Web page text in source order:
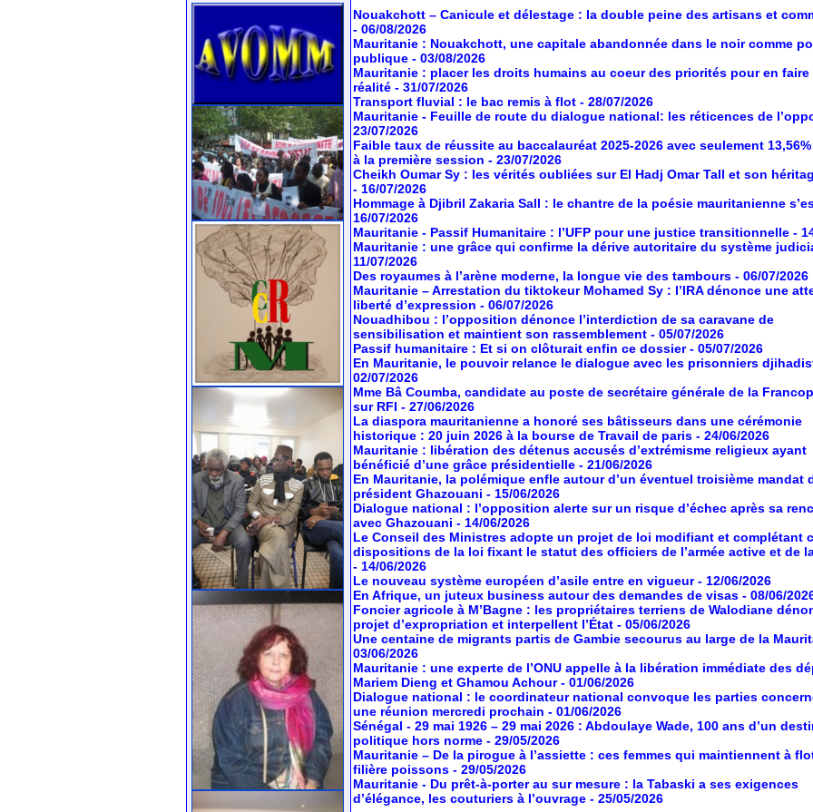
Nouakchott – Canicule et délestage : la double peine des artisans et
- 06/08/2026
Mauritanie : Nouakchott, une capitale abandonnée dans le noir comme
publique - 03/08/2026
Mauritanie : placer les droits humains au coeur des priorités pour en faire
réalité - 31/07/2026
Transport fluvial : le bac remis à flot - 28/07/2026
Mauritanie - Feuille de route du dialogue national: les réticences de
23/07/2026
Faible taux de réussite au baccalauréat 2025-2026 avec seulement 13,56%
à la première session - 23/07/2026
Cheikh Oumar Sy : les vérités oubliées sur El Hadj Omar Tall et son
- 16/07/2026
Hommage à Djibril Zakaria Sall : le chantre de la poésie mauritanienne
16/07/2026
Mauritanie - Passif Humanitaire : l’UFP pour une justice transitionnelle -
Mauritanie : une grâce qui confirme la dérive autoritaire du système
11/07/2026
Des royaumes à l’arène moderne, la longue vie des tambours - 06/07/2026
Mauritanie – Arrestation du tiktokeur Mohamed Sy : l’IRA dénonce une
liberté d’expression - 06/07/2026
Nouadhibou : l’opposition dénonce l’interdiction de sa caravane de
sensibilisation et maintient son rassemblement - 05/07/2026
Passif humanitaire : Et si on clôturait enfin ce dossier - 05/07/2026
En Mauritanie, le pouvoir relance le dialogue avec les prisonniers
02/07/2026
Mme Bâ Coumba, candidate au poste de secrétaire générale de la
sur RFI - 27/06/2026
La diaspora mauritanienne a honoré ses bâtisseurs dans une cérémonie
historique : 20 juin 2026 à la bourse de Travail de paris - 24/06/2026
Mauritanie : libération des détenus accusés d’extrémisme religieux ayant
bénéficié d’une grâce présidentielle - 21/06/2026
En Mauritanie, la polémique enfle autour d’un éventuel troisième mandat
président Ghazouani - 15/06/2026
Dialogue national : l’opposition alerte sur un risque d’échec après sa
avec Ghazouani - 14/06/2026
Le Conseil des Ministres adopte un projet de loi modifiant et complétant
dispositions de la loi fixant le statut des officiers de l’armée active et de
- 14/06/2026
Le nouveau système européen d’asile entre en vigueur - 12/06/2026
En Afrique, un juteux business autour des demandes de visas - 08/06/
Foncier agricole à M’Bagne : les propriétaires terriens de Walodiane
projet d’expropriation et interpellent l’État - 05/06/2026
Une centaine de migrants partis de Gambie secourus au large de la
03/06/2026
Mauritanie : une experte de l’ONU appelle à la libération immédiate des
Mariem Dieng et Ghamou Achour - 01/06/2026
Dialogue national : le coordinateur national convoque les parties
une réunion mercredi prochain - 01/06/2026
Sénégal - 29 mai 1926 – 29 mai 2026 : Abdoulaye Wade, 100 ans d’un
politique hors norme - 29/05/2026
Mauritanie – De la pirogue à l’assiette : ces femmes qui maintiennent à
filière poissons - 29/05/2026
Mauritanie - Du prêt-à-porter au sur mesure : la Tabaski a ses exigences
d’élégance, les couturiers à l’ouvrage - 25/05/2026